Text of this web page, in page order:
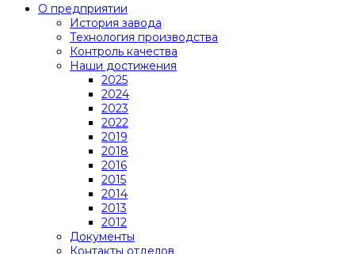
О предприятии
История завода
Технология производства
Контроль качества
Наши достижения
2025
2024
2023
2022
2019
2018
2016
2015
2014
2013
2012
Документы
Контакты отделов